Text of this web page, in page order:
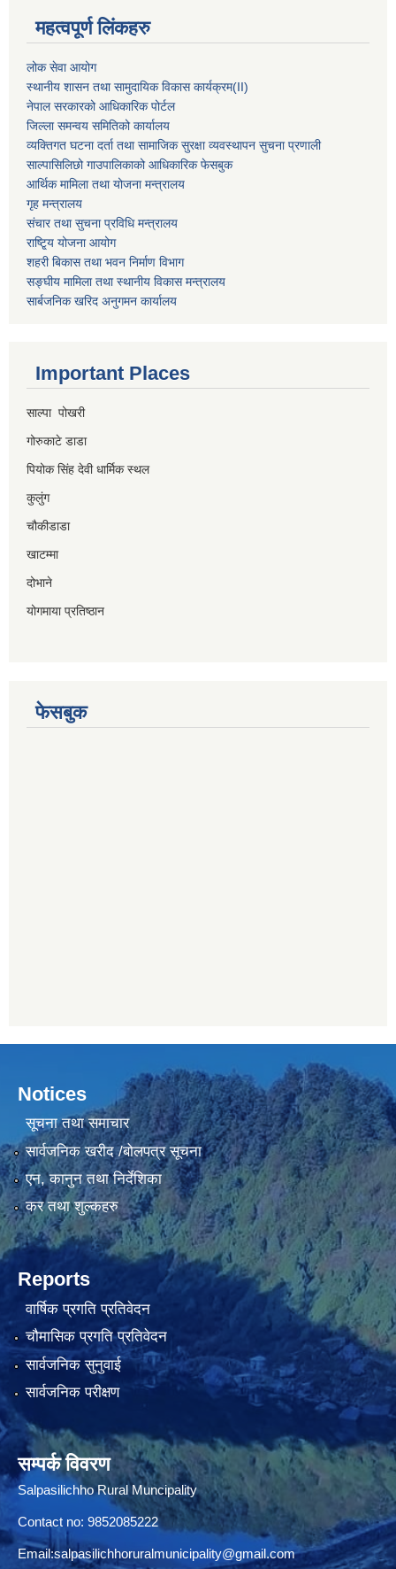
महत्वपूर्ण लिंकहरु
लोक सेवा आयोग
स्थानीय शासन तथा सामुदायिक विकास कार्यक्रम(II)
नेपाल सरकारको आधिकारिक पोर्टल
जिल्ला समन्वय समितिको कार्यालय
व्यक्तिगत घटना दर्ता तथा सामाजिक सुरक्षा व्यवस्थापन सुचना प्रणाली
साल्पासिलिछो गाउपालिकाको आधिकारिक फेसबुक
आर्थिक मामिला तथा योजना मन्त्रालय
गृह मन्त्रालय
संचार तथा सुचना प्रविधि मन्त्रालय
राष्टि्ृय योजना आयोग
शहरी बिकास तथा भवन निर्माण विभाग
सङ्घीय मामिला तथा स्थानीय विकास मन्त्रालय
सार्बजनिक खरिद अनुगमन कार्यालय
Important Places
साल्पा पोखरी
गोरुकाटे डाडा
पियोक सिंह देवी धार्मिक स्थल
कुलुंग
चौकीडाडा
खाटम्मा
दोभाने
योगमाया प्रतिष्ठान
फेसबुक
Notices
सूचना तथा समाचार
सार्वजनिक खरीद /बोलपत्र सूचना
एन, कानुन तथा निर्देशिका
कर तथा शुल्कहरु
Reports
वार्षिक प्रगति प्रतिवेदन
चौमासिक प्रगति प्रतिवेदन
सार्वजनिक सुनुवाई
सार्वजनिक परीक्षण
सम्पर्क विवरण
Salpasilichho Rural Muncipality
Contact no: 9852085222
Email:salpasilichhoruralmunicipality@gmail.com